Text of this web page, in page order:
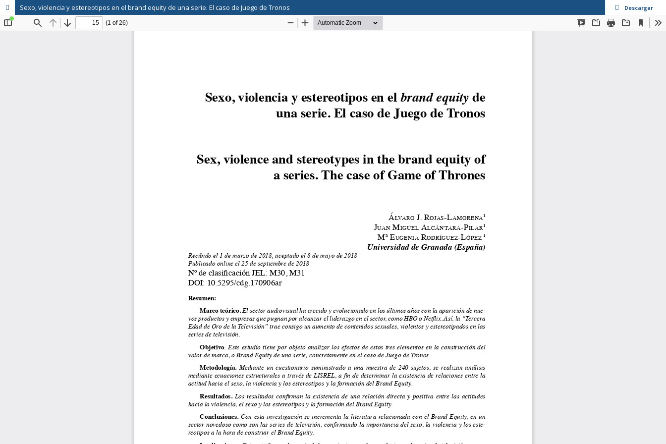
Sexo, violencia y estereotipos en el brand equity de una serie. El caso de Juego de Tronos Descargar